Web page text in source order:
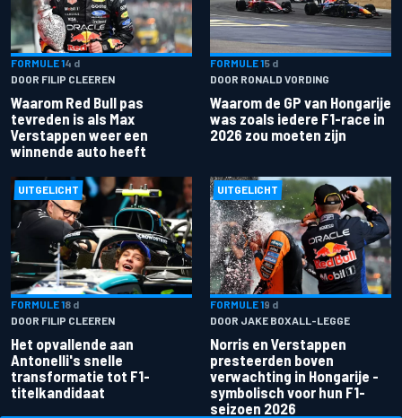
FORMULE 14 d
DOOR FILIP CLEEREN
Waarom Red Bull pas
tevreden is als Max
Verstappen weer een
winnende auto heeft
FORMULE 15 d
DOOR RONALD VORDING
Waarom de GP van Hongarije
was zoals iedere F1-race in
2026 zou moeten zijn
UITGELICHT
FORMULE 18 d
DOOR FILIP CLEEREN
Het opvallende aan
Antonelli's snelle
transformatie tot F1-
titelkandidaat
UITGELICHT
FORMULE 19 d
DOOR JAKE BOXALL-LEGGE
Norris en Verstappen
presteerden boven
verwachting in Hongarije -
symbolisch voor hun F1-
seizoen 2026